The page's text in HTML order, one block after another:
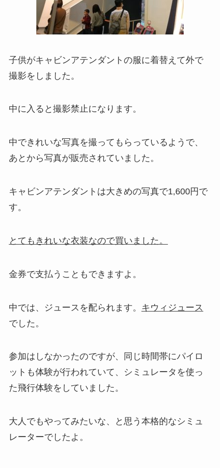
子供がキャビンアテンダントの服に着替えて外で
撮影をしました。
中に入ると撮影禁止になります。
中できれいな写真を撮ってもらっているようで、
あとから写真が販売されていました。
キャビンアテンダントは大きめの写真で1,600円で
す。
とてもきれいな衣装なので買いました。
金券で支払うこともできますよ。
中では、ジュースを配られます。 キウィジュース
でした。
参加はしなかったのですが、同じ時間帯にパイロ
ットも体験が行われていて、シミュレータを使っ
た飛行体験をしていました。
大人でもやってみたいな、と思う本格的なシミュ
レーターでしたよ。